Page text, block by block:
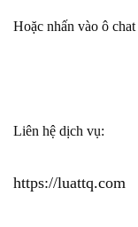
Hoặc nhấn vào ô
Liên hệ dịch vụ:
https://luattq.com